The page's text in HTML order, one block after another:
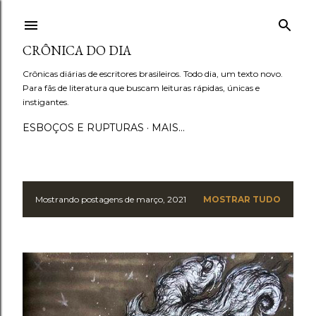
CRÔNICA DO DIA
Crônicas diárias de escritores brasileiros. Todo dia, um texto novo.
Para fãs de literatura que buscam leituras rápidas, únicas e
instigantes.
ESBOÇOS E RUPTURAS MAIS…
PMostrando postagens de março, 2021 MOSTRAR TUDO